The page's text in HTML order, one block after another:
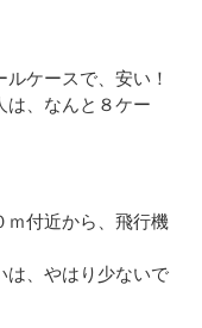
ケースで、安い！
は、なんと８ケー
ｍ付近から、飛行機
は、やはり少ないで